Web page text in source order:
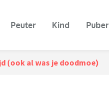
Peuter Kind Puber
(ook al was je doodmoe)